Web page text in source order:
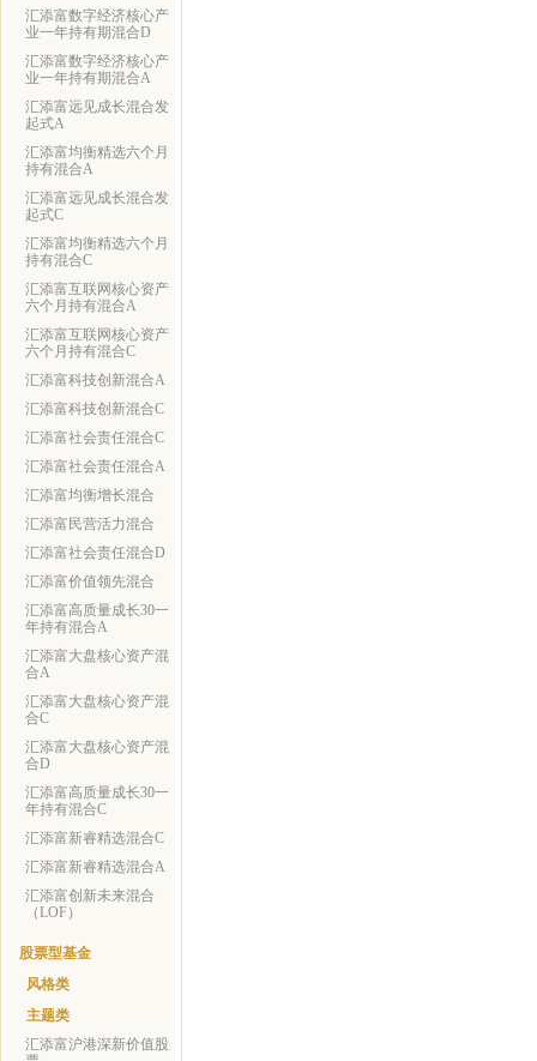
汇添富数字经济核心产
业一年持有期混合D
汇添富数字经济核心产
业一年持有期混合A
汇添富远见成长混合发
起式A
汇添富均衡精选六个月
持有混合A
汇添富远见成长混合发
起式C
汇添富均衡精选六个月
持有混合C
汇添富互联网核心资产
六个月持有混合A
汇添富互联网核心资产
六个月持有混合C
汇添富科技创新混合A
汇添富科技创新混合C
汇添富社会责任混合C
汇添富社会责任混合A
汇添富均衡增长混合
汇添富民营活力混合
汇添富社会责任混合D
汇添富价值领先混合
汇添富高质量成长30一
年持有混合A
汇添富大盘核心资产混
合A
汇添富大盘核心资产混
合C
汇添富大盘核心资产混
合D
汇添富高质量成长30一
年持有混合C
汇添富新睿精选混合C
汇添富新睿精选混合A
汇添富创新未来混合
（LOF）
股票型基金
风格类
主题类
汇添富沪港深新价值股